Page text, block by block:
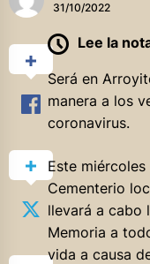
31/10/2022
Lee la
Será en
manera a los
coronavirus.
Este
Cementerio
llevará a cabo
Memoria a
vida a causa